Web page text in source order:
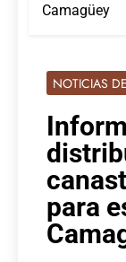
Camagüey
NOTICIAS
para